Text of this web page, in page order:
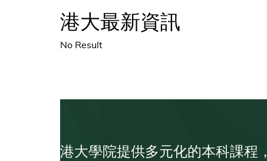
港大最新資訊
No Result
港大學院提供多元化的本科課程，